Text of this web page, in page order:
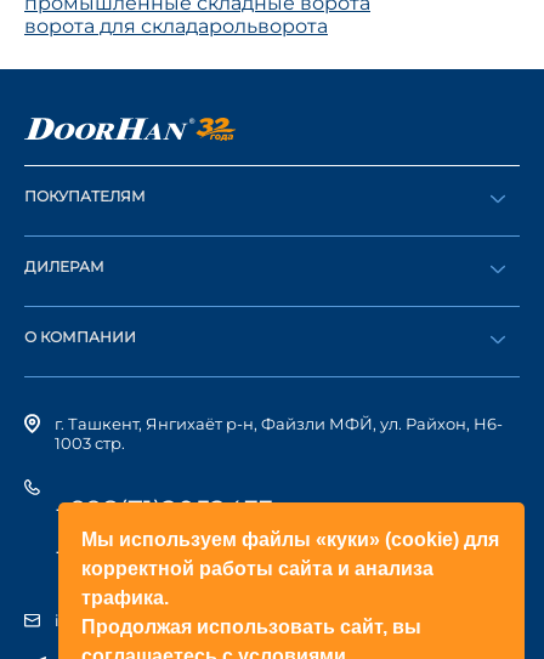
Мы используем файлы «куки» (cookie) для
корректной работы сайта и анализа
трафика.
Продолжая использовать сайт, вы
ворота для складарольворота
ПОКУПАТЕЛЯМ
Оформить заказ
Каталог
ДИЛЕРАМ
Стать дилером
О КОМПАНИИ
История компании
г. Ташкент, Янгихаёт р-н, Файзли МФЙ, ул. Райхон, Н6-
1003 стр.
+998(71)2052433
+998(71)2052422
info@doorhan.uz